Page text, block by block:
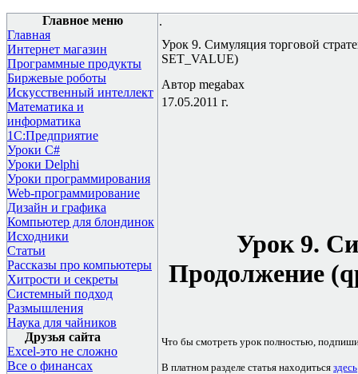
Главное меню
Главная
Интернет магазин
Программные продукты
Биржевые роботы
Искусственный интеллект
Математика и
информатика
1С:Предприятие
Уроки C#
Уроки Delphi
Уроки программирования
Web-программирование
Дизайн и графика
Компьютер для блондинок
Исходники
Статьи
Рассказы про компьютеры
Хитрости и секреты
Системный подход
Размышления
Наука для чайников
Друзья сайта
Excel-это не сложно
Все о финансах
.
Урок 9. Симуляция торговой
SET_VALUE)
Автор megabax
17.05.2011 г.
Урок 9.
Продолжение
Что бы смотреть урок полностью,
В платном разделе статья находиться здесь